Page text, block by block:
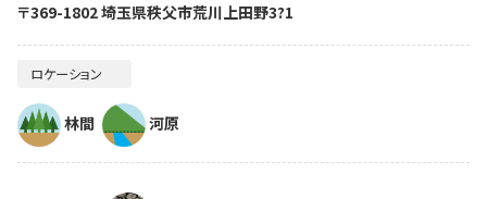
〒369-1802 埼玉県秩父市荒川上田野3?1
ロケーション
林間 河原